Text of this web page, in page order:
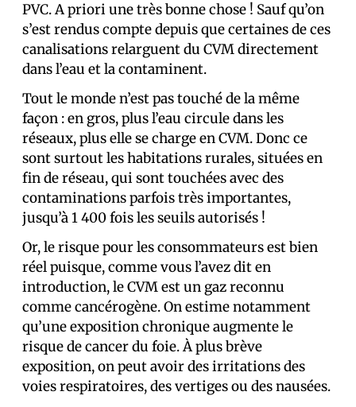
PVC. A priori une très bonne chose ! Sauf qu’on
s’est rendus compte depuis que certaines de ces
canalisations relarguent du CVM directement
dans l’eau et la contaminent.
Tout le monde n’est pas touché de la même
façon : en gros, plus l’eau circule dans les
réseaux, plus elle se charge en CVM. Donc ce
sont surtout les habitations rurales, situées en
fin de réseau, qui sont touchées avec des
contaminations parfois très importantes,
jusqu’à 1 400 fois les seuils autorisés !
Or, le risque pour les consommateurs est bien
réel puisque, comme vous l’avez dit en
introduction, le CVM est un gaz reconnu
comme cancérogène. On estime notamment
qu’une exposition chronique augmente le
risque de cancer du foie. À plus brève
exposition, on peut avoir des irritations des
voies respiratoires, des vertiges ou des nausées.